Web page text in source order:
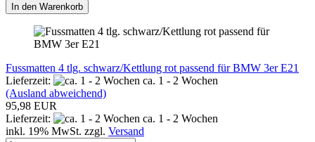
In den Warenkorb
Fussmatten 4 tlg. schwarz/Kettlung rot passend für BMW 3er E21
Lieferzeit:
ca. 1 - 2 Wochen
(Ausland abweichend)
95,98 EUR
Lieferzeit:
ca. 1 - 2 Wochen
inkl. 19% MwSt. zzgl. Versand